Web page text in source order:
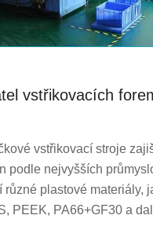
vstřikovacích
vstřikovací stroje
podle nejvyšších
různé plastové materiály,
PEEK, PA66+GF30 a